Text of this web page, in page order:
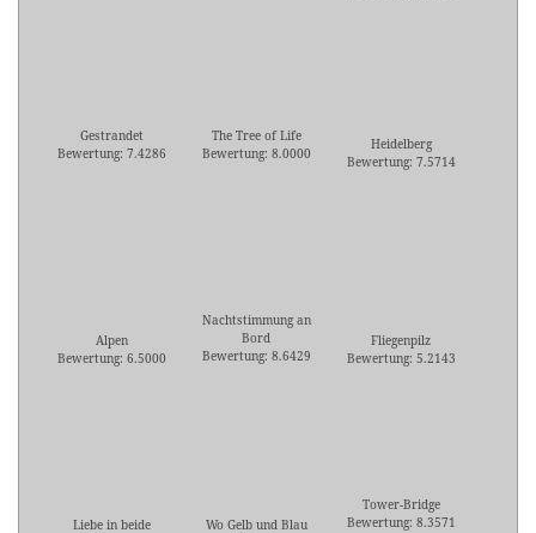
Gestrandet
Bewertung: 7.4286
The Tree of Life
Bewertung: 8.0000
Heidelberg
Bewertung: 7.5714
Alpen
Bewertung: 6.5000
Nachtstimmung an
Bord
Bewertung: 8.6429
Fliegenpilz
Bewertung: 5.2143
Liebe in beide
Wo Gelb und Blau
Tower-Bridge
Bewertung: 8.3571